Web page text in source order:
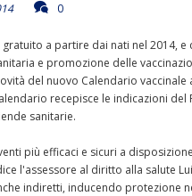
0
a partire dai nati nel 2014,
e promozione delle
del nuovo Calendario
recepisce le indicazioni
sanitarie.
più efficaci e sicuri a
l'assessore al diritto alla salute
indiretti, inducendo protezione